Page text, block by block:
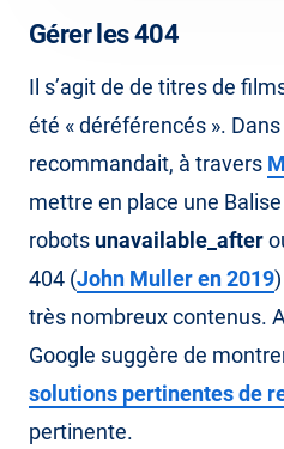
Gérer les 404
Il s’agit de de titres de
été « déréférencés ».
recommandait, à travers
mettre en place une
robots unavailable_after
404 (John Muller en 2019
très nombreux contenus.
Google suggère de
solutions pertinentes de
pertinente.